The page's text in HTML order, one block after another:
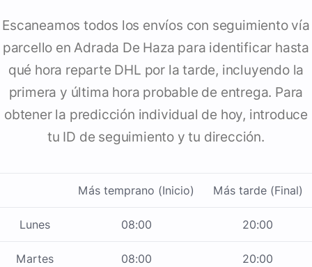
Escaneamos todos los envíos con seguimiento vía
parcello en Adrada De Haza para identificar hasta
qué hora reparte DHL por la tarde, incluyendo la
primera y última hora probable de entrega. Para
obtener la predicción individual de hoy, introduce
tu ID de seguimiento y tu dirección.
Más temprano (Inicio) Más tarde (Final)
Lunes 08:00 20:00
Martes 08:00 20:00